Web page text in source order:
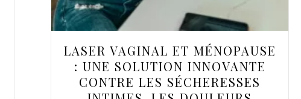
LASER VAGINAL ET MÉNOPAUSE
: UNE SOLUTION INNOVANTE
CONTRE LES SÉCHERESSES